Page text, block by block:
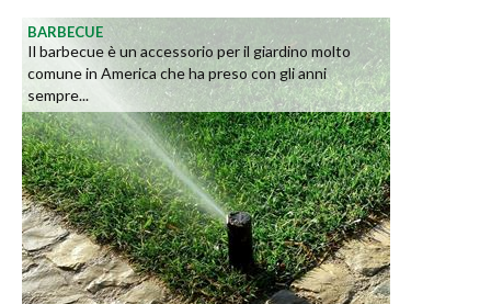
BARBECUE
Il barbecue è un accessorio per il giardino molto
comune in America che ha preso con gli anni
sempre...